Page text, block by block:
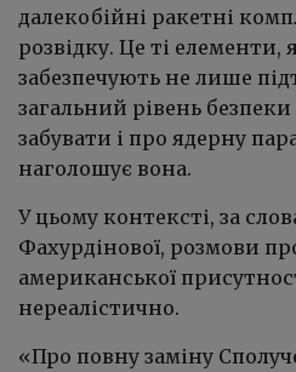
далекобійні ракетні
розвідку. Це ті елементи,
забезпечують не лише
загальний рівень
забувати і про ядерну
наголошує вона.
У цьому контексті, за
Фахурдінової, розмови
американської
нереалістично.
«Про повну заміну